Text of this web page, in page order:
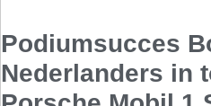
Podiumsucces
Nederlanders in